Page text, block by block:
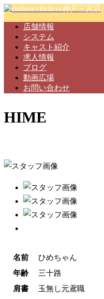
店舗情報
システム
キャスト紹介
求人情報
ブログ
動画広場
お問い合わせ
HIME
名前
ひめちゃん
年齢
三十路
肩書
玉無し元鳶職